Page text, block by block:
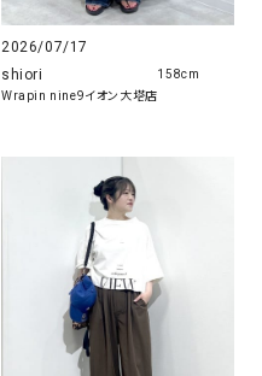
2026/07/17
shiori
Wrapin nine9イオン大塔店
158cm